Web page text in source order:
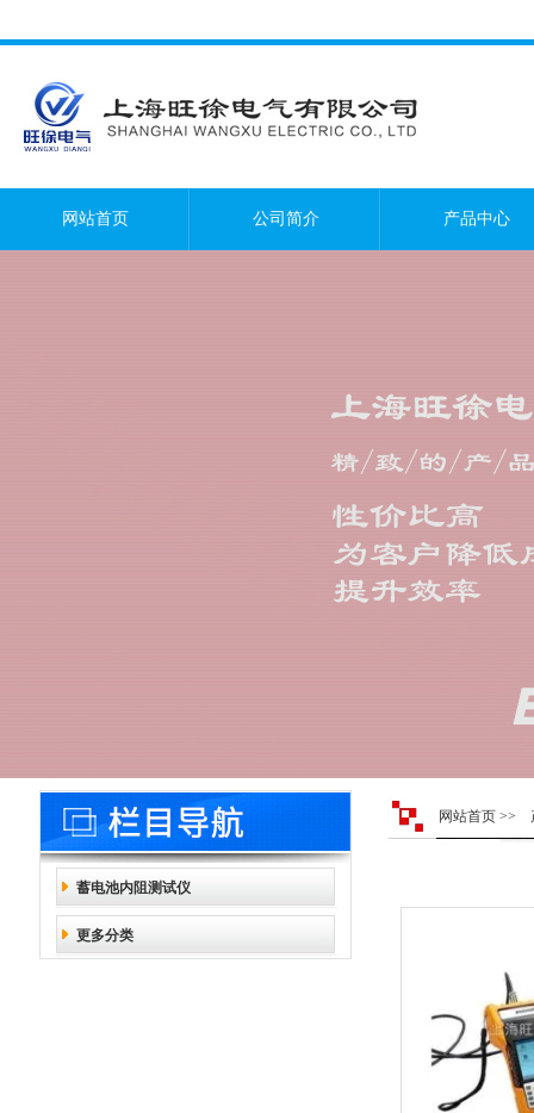
网站首页 公司简介 产品中心
蓄电池内阻测试仪
更多分类
网站首页 >>